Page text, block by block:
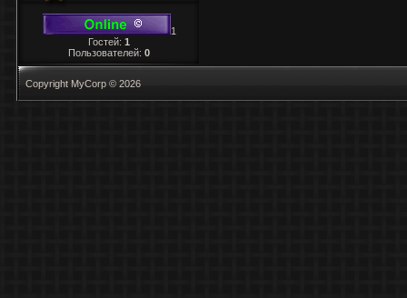
1
Гостей: 1
Пользователей: 0
Copyright MyCorp © 2026